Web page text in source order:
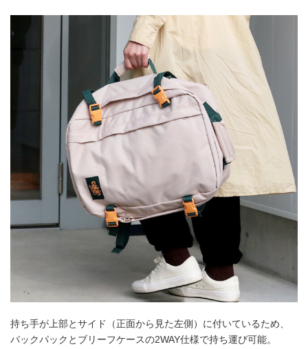
持ち手が上部とサイド（正面から見た左側）に付いているため、
バックパックとブリーフケースの2WAY仕様で持ち運び可能。